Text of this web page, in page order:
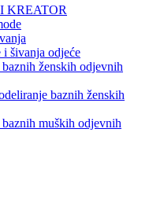
KREATOR
šivanja odjeće
ženskih odjevnih
baznih ženskih
muških odjevnih